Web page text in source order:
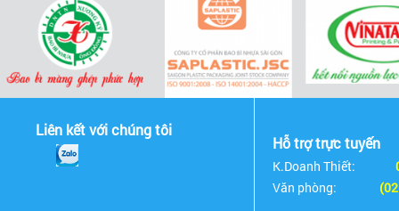
Liên kết với chúng tôi
Hỗ trợ trực tuyến
K.Doanh Thiết:
Văn phòng: